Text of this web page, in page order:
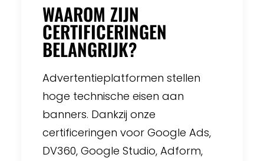
WAAROM ZIJN
CERTIFICERINGEN
BELANGRIJK?
Advertentieplatformen stellen
hoge technische eisen aan
banners. Dankzij onze
certificeringen voor Google Ads,
DV360, Google Studio, Adform,